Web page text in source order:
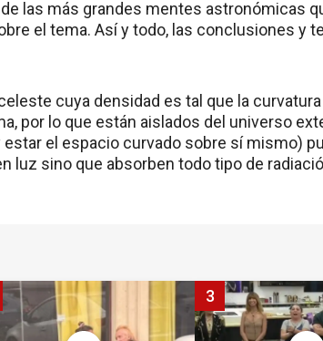
las más grandes mentes astronómicas
el tema. Así y todo, las conclusiones y
cuya densidad es tal que la
por lo que están aislados del universo
el espacio curvado sobre sí mismo)
luz sino que absorben todo tipo de
3